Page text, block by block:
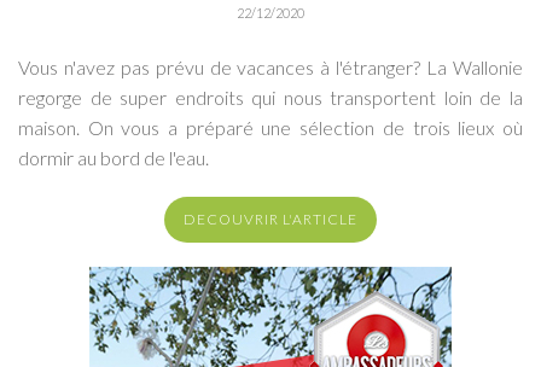
22/12/2020
Vous n'avez pas prévu de vacances à l'étranger? La Wallonie
regorge de super endroits qui nous transportent loin de la
maison. On vous a préparé une sélection de trois lieux où
dormir au bord de l'eau.
DECOUVRIR L'ARTICLE